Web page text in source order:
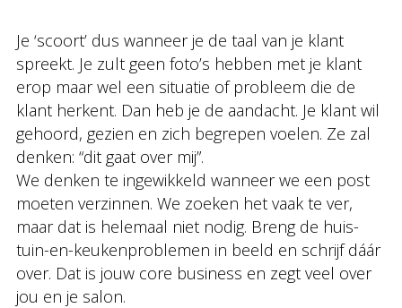
Je ‘scoort’ dus wanneer je de taal van je klant
spreekt. Je zult geen foto’s hebben met je klant
erop maar wel een situatie of probleem die de
klant herkent. Dan heb je de aandacht. Je klant wil
gehoord, gezien en zich begrepen voelen. Ze zal
denken: “dit gaat over mij”.
We denken te ingewikkeld wanneer we een post
moeten verzinnen. We zoeken het vaak te ver,
maar dat is helemaal niet nodig. Breng de huis-
tuin-en-keukenproblemen in beeld en schrijf dáár
over. Dat is jouw core business en zegt veel over
jou en je salon.